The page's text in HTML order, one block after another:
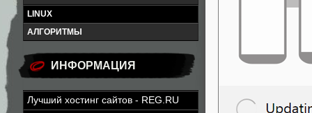
LINUX
АЛГОРИТМЫ
ИНФОРМАЦИЯ
Лучший хостинг сайтов - REG.RU